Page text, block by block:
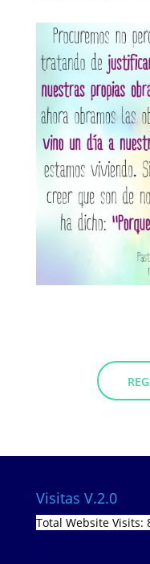
Visitas V.2.0
Total Website Visits: